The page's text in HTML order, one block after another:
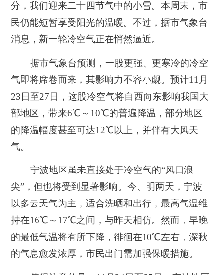
分，我们迎来二十四节气中的小雪。本周末，市
民仍能短暂享受阳光的温暖。不过，据市气象台
消息，新一轮冷空气正在悄然逼近。
据市气象台预测，一股更强、更寒冷的冷空
气即将席卷而来，其影响力不容小觑。预计11月
23日至27日，这股冷空气将自西向东影响我国大
部地区，带来6℃～10℃的普遍降温，部分地区
的降温幅度甚至可达12℃以上，并伴有大风天
气。
宁波地区虽未直接处于冷空气的“风口浪
尖”，但也将受到显著影响。今、明两天，宁波
以多云天气为主，适合洗晒和出行，最高气温维
持在16℃～17℃之间，与昨天相仿。然而，早晚
的最低气温将有所下降，徘徊在10℃左右，深秋
的气息愈发浓厚，市民出门需加强保暖措施。